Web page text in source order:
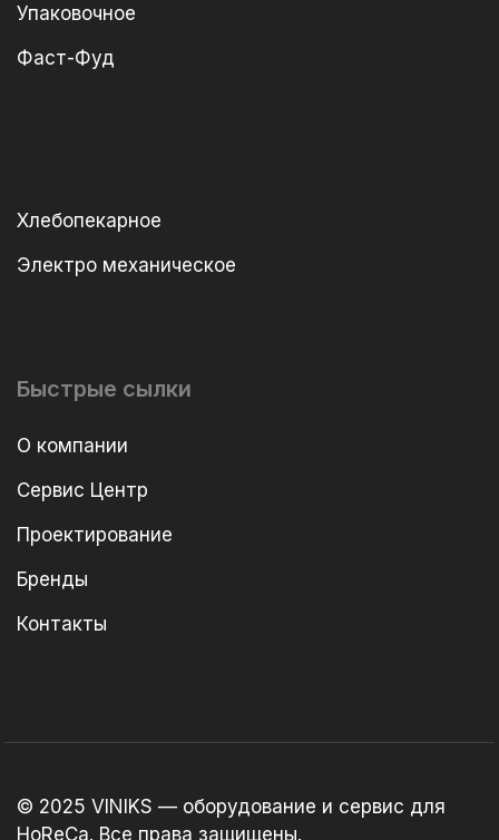
Упаковочное
Фаст-Фуд
Хлебопекарное
Электро механическое
Быстрые сылки
О компании
Сервис Центр
Проектирование
Бренды
Контакты
© 2025 VINIKS — оборудование и сервис для
HoReCa. Все права защищены.